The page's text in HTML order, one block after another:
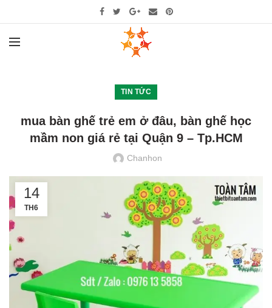
TIN TỨC
mua bàn ghế trẻ em ở đâu, bàn ghế học
mầm non giá rẻ tại Quận 9 – Tp.HCM
Chanhon
14
TH6